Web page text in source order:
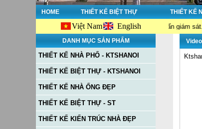
HOME THIẾT KẾ BIỆT THỰ THIẾT KẾ
Việt Nam English
: Thiết kế nhà đẹp - Thi công nhà đẹp - Tư vấn giám sát.
DANH MỤC SẢN PHẨM
THIẾT KẾ NHÀ PHỐ - KTSHANOI
THIẾT KẾ BIỆT THỰ - KTSHANOI
THIẾT KẾ NHÀ ỐNG ĐẸP
THIẾT KẾ BIỆT THỰ - ST
THIẾT KẾ KIẾN TRÚC NHÀ ĐẸP
Video